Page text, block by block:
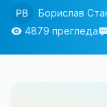
Борислав
4879 прегледа